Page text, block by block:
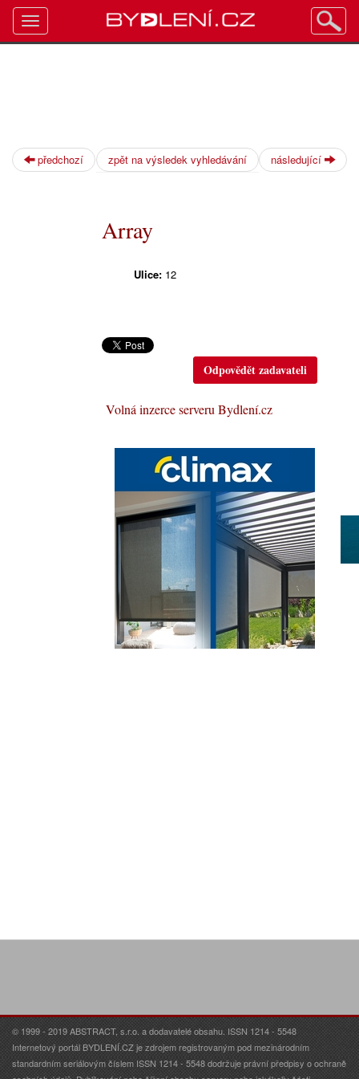
předchozí zpět na výsledek vyhledávání následující
Array
Ulice: 12
Odpovědět zadavateli
Volná inzerce serveru Bydlení.cz
Toggle
navigation
© 1999 - 2019 ABSTRACT, s.r.o. a dodavatelé obsahu. ISSN 1214 - 5548
Internetový portál BYDLENÍ.CZ je zdrojem registrovaným pod mezinárodním
standardním seriálovým číslem ISSN 1214 - 5548 dodržuje právní předpisy o ochraně